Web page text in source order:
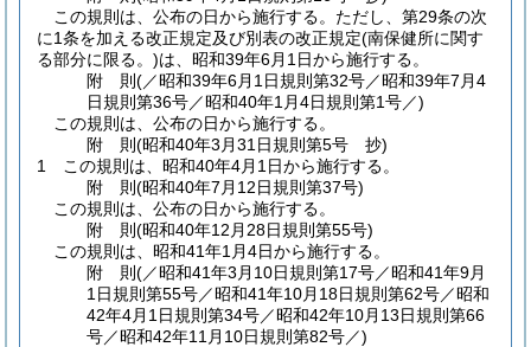
この規則は、公布の日から施行する。 ただし、第29条の次
に1条を加える改正規定及び別表の改正規定(南保健所に関す
る部分に限る。)は、昭和39年6月1日から施行する。
附 則(／昭和39年6月1日規則第32号／昭和39年7月4
日規則第36号／昭和40年1月4日規則第1号／)
この規則は、公布の日から施行する。
附 則(昭和40年3月31日規則第5号 抄)
1
この規則は、昭和40年4月1日から施行する。
附 則(昭和40年7月12日規則第37号)
この規則は、公布の日から施行する。
附 則(昭和40年12月28日規則第55号)
この規則は、昭和41年1月4日から施行する。
附 則(／昭和41年3月10日規則第17号／昭和41年9月
1日規則第55号／昭和41年10月18日規則第62号／昭和
42年4月1日規則第34号／昭和42年10月13日規則第66
号／昭和42年11月10日規則第82号／)